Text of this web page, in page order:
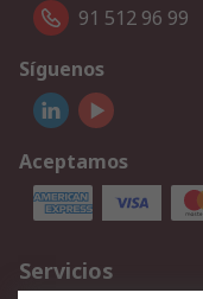
91 512 96 99
Síguenos
Aceptamos
Servicios